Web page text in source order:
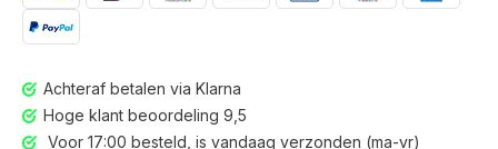
Voor 17:00 besteld, is vandaag verzonden (ma-vr)
Achteraf betalen via Klarna
Hoge klant beoordeling 9,5
Voor 17:00 besteld, is vandaag verzonden (ma-vr)